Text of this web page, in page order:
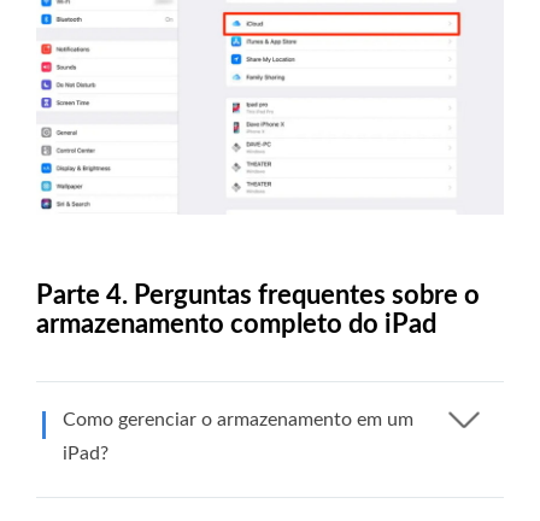
Parte 4. Perguntas frequentes sobre o
armazenamento completo do iPad
Como gerenciar o armazenamento em um
iPad?